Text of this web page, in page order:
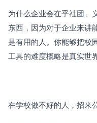
为什么企业会在乎社团、
东西，因为对于企业来讲
是有用的人。你能够把校
工具的难度概略是真实世
在学校做不好的人，招来